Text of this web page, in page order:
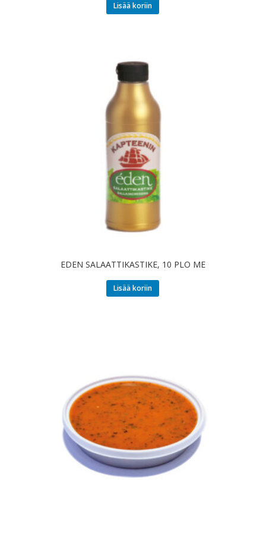
Lisää koriin
EDEN SALAATTIKASTIKE, 10 PLO ME
Lisää koriin